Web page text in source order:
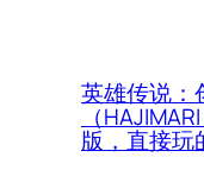
英雄传说：
（
版，直接玩